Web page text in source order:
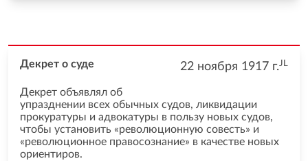
22 ноября 1917 г.JL
Декрет о суде
Декрет объявлял об
упразднении всех обычных судов, ликвидации
прокуратуры и адвокатуры в пользу новых судов,
чтобы установить «революционную совесть» и
«революционное правосознание» в качестве новых
ориентиров.